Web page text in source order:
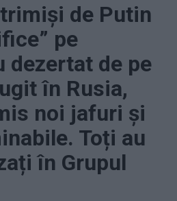
de Putin
pe
dezertat de pe
în Rusia,
noi jafuri și
Toți au
în Grupul